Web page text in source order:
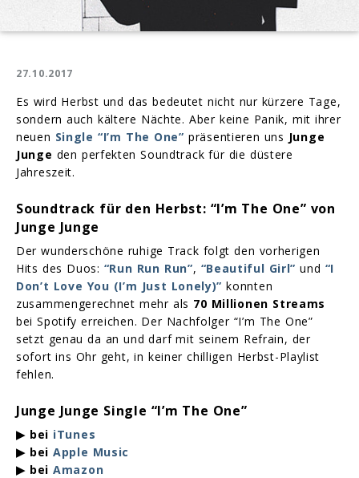
27.10.2017
Es wird Herbst und das bedeutet nicht nur kürzere Tage,
sondern auch kältere Nächte. Aber keine Panik, mit ihrer
neuen Single “I’m The One” präsentieren uns Junge
Junge den perfekten Soundtrack für die düstere
Jahreszeit.
Soundtrack für den Herbst: “I’m The One” von
Junge Junge
Der wunderschöne ruhige Track folgt den vorherigen
Hits des Duos: “Run Run Run”, “Beautiful Girl” und “I
Don’t Love You (I’m Just Lonely)” konnten
zusammengerechnet mehr als 70 Millionen Streams
bei Spotify erreichen. Der Nachfolger “I’m The One”
setzt genau da an und darf mit seinem Refrain, der
sofort ins Ohr geht, in keiner chilligen Herbst-Playlist
fehlen.
Junge Junge Single “I’m The One”
▶ bei iTunes
▶ bei Apple Music
▶ bei Amazon